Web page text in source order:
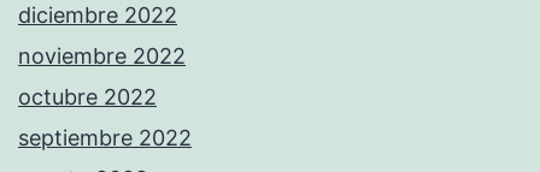
diciembre 2022
noviembre 2022
octubre 2022
septiembre 2022